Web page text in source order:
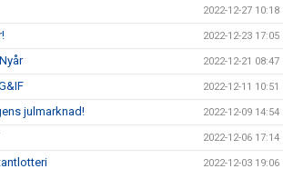
2022-12-27 10:18
2022-12-23 17:05
2022-12-21 08:47
2022-12-11 10:51
julmarknad! 2022-12-09 14:54
2022-12-06 17:14
2022-12-03 19:06